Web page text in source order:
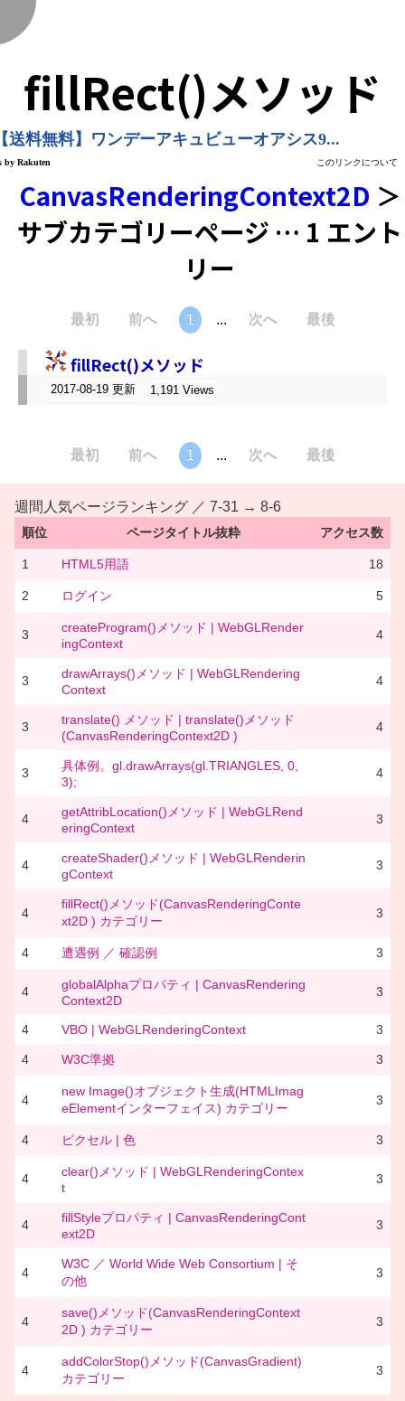
fillRect()メソッド
CanvasRenderingContext2D ＞
サブカテゴリーページ … 1 エント
リー
最初 前へ 1 ... 次へ 最後
fillRect()メソッド
2017-08-19 更新 1,191 Views
最初 前へ 1 ... 次へ 最後
週間人気ページランキング ／ 7-31 → 8-6
順位 ページタイトル抜粋 アクセス数
1 HTML5用語 18
2 ログイン 5
3
createProgram()メソッド | WebGLRender
ingContext
4
3
drawArrays()メソッド | WebGLRendering
Context
4
3
translate() メソッド | translate()メソッド
(CanvasRenderingContext2D )
4
3
具体例。gl.drawArrays(gl.TRIANGLES, 0,
3);
4
4
getAttribLocation()メソッド | WebGLRend
eringContext
3
4
createShader()メソッド | WebGLRenderin
gContext
3
4
fillRect()メソッド(CanvasRenderingConte
xt2D ) カテゴリー
3
4 遭遇例 ／ 確認例 3
4
globalAlphaプロパティ | CanvasRendering
Context2D
3
4 VBO | WebGLRenderingContext 3
4 W3C準拠 3
4
new Image()オブジェクト生成(HTMLImag
eElementインターフェイス) カテゴリー
3
4 ピクセル | 色 3
4
clear()メソッド | WebGLRenderingContex
t
3
4
fillStyleプロパティ | CanvasRenderingCont
ext2D
3
4
W3C ／ World Wide Web Consortium | そ
の他
3
4
save()メソッド(CanvasRenderingContext
2D ) カテゴリー
3
4
addColorStop()メソッド(CanvasGradient)
カテゴリー
3